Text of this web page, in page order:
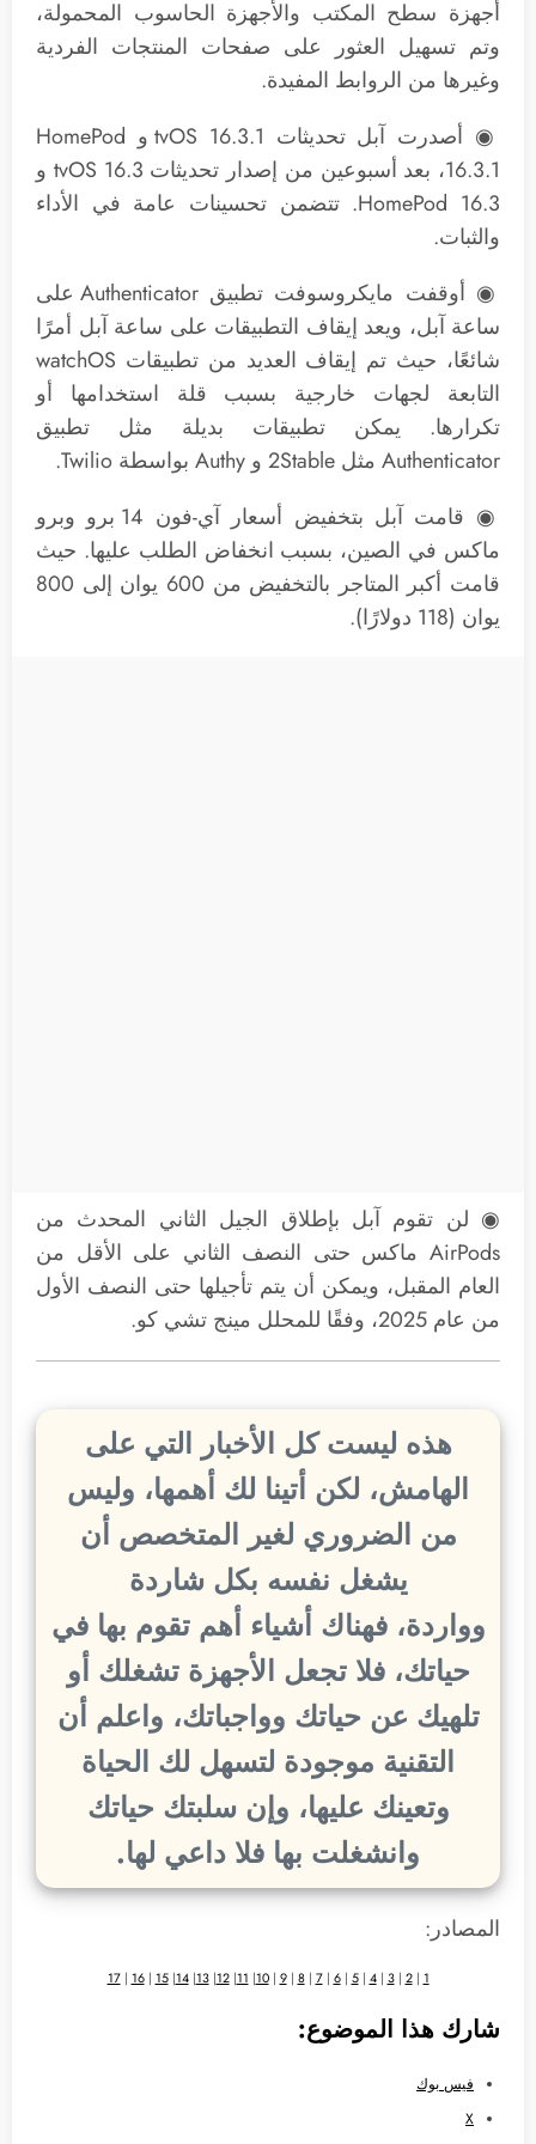
أجهزة سطح المكتب والأجهزة الحاسوب المحمولة،
وتم تسهيل العثور على صفحات المنتجات الفردية
وغيرها من الروابط المفيدة.
◉ أصدرت آبل تحديثات tvOS 16.3.1 و HomePod
16.3.1، بعد أسبوعين من إصدار تحديثات tvOS 16.3 و
HomePod 16.3. تتضمن تحسينات عامة في الأداء
والثبات.
◉ أوقفت مايكروسوفت تطبيق Authenticator على
ساعة آبل، ويعد إيقاف التطبيقات على ساعة آبل أمرًا
شائعًا، حيث تم إيقاف العديد من تطبيقات watchOS
التابعة لجهات خارجية بسبب قلة استخدامها أو
تكرارها. يمكن تطبيقات بديلة مثل تطبيق
Authenticator مثل 2Stable و Authy بواسطة Twilio.
◉ قامت آبل بتخفيض أسعار آي-فون 14 برو وبرو
ماكس في الصين، بسبب انخفاض الطلب عليها. حيث
قامت أكبر المتاجر بالتخفيض من 600 يوان إلى 800
يوان (118 دولارًا).
◉ لن تقوم آبل بإطلاق الجيل الثاني المحدث من
AirPods ماكس حتى النصف الثاني على الأقل من
العام المقبل، ويمكن أن يتم تأجيلها حتى النصف الأول
من عام 2025، وفقًا للمحلل مينج تشي كو.
هذه ليست كل الأخبار التي على
الهامش، لكن أتينا لك أهمها، وليس
من الضروري لغير المتخصص أن
يشغل نفسه بكل شاردة
وواردة، فهناك أشياء أهم تقوم بها في
حياتك، فلا تجعل الأجهزة تشغلك أو
تلهيك عن حياتك وواجباتك، واعلم أن
التقنية موجودة لتسهل لك الحياة
وتعينك عليها، وإن سلبتك حياتك
وانشغلت بها فلا داعي لها.
المصادر:
1
|
2
|
3
|
4
|
5
|
6
|
7
|
8
|
9
|
10
|
11
|
12
|
13
|
14
|
15
|
16
|
17
شارك هذا الموضوع:
فيس بوك
X